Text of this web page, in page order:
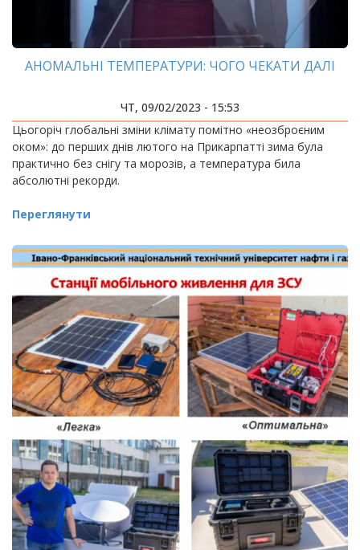
АНОМАЛЬНІ ТЕМПЕРАТУРИ: ЧОГО ЧЕКАТИ ДАЛІ
ЧТ, 09/02/2023 - 15:53
Цьогоріч глобальні зміни клімату помітно «неозброєним
оком»: до перших днів лютого на Прикарпатті зима була
практично без снігу та морозів, а температура била
абсолютні рекорди.
Переглянути